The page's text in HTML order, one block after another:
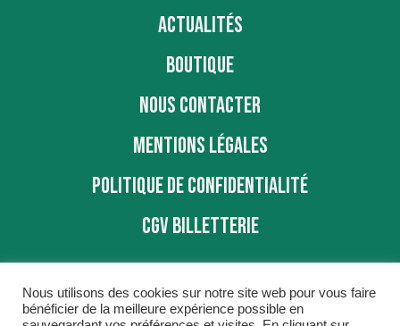
ACTUALITÉS
BOUTIQUE
NOUS CONTACTER
MENTIONS LÉGALES
POLITIQUE DE CONFIDENTIALITÉ
CGV BILLETTERIE
Nous utilisons des cookies sur notre site web pour vous faire
bénéficier de la meilleure expérience possible en